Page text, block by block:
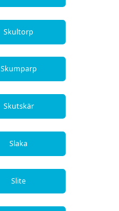
Skultorp
Skumparp
Skutskär
Slaka
Slite